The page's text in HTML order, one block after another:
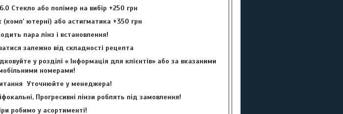
Стекло або полімер на вибір +250 грн
(комп' ютерні) або астигматика +350 грн
пара лінз і встановлення!
залежно від складності рецепта
у розділі « Інформація для клієнтів» або за вказаними
номерами!
Уточнюйте у менеджера!
Прогресивні лінзи роблять під замовлення!
робимо у асортименті!